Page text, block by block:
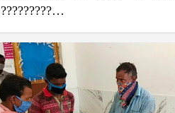
?????????…